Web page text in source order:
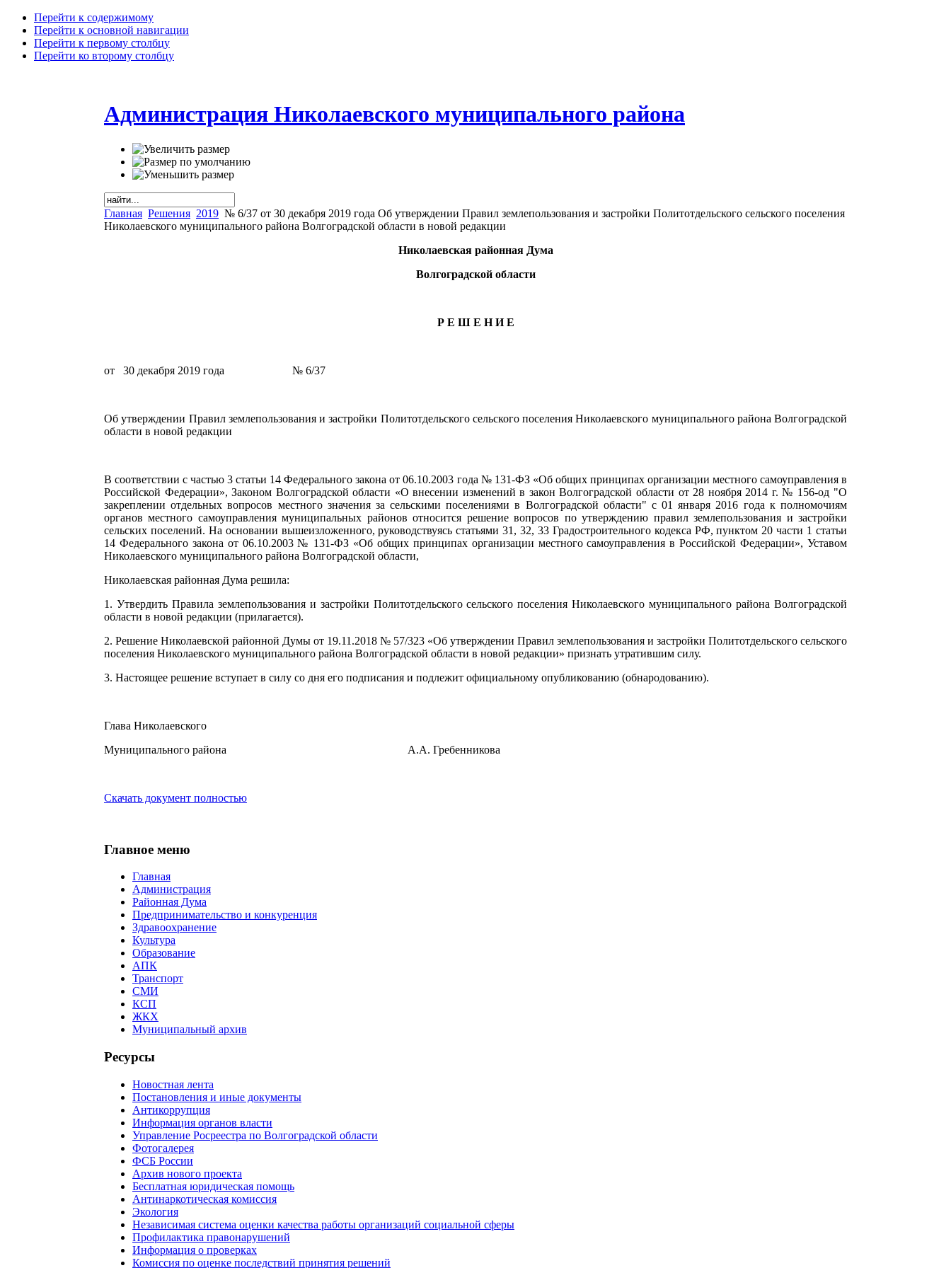
Перейти к содержимому
Перейти к основной навигации
Перейти к первому столбцу
Перейти ко второму столбцу
Администрация Николаевского муниципального района
Главная Решения 2019 № 6/37 от 30 декабря 2019 года Об утверждении Правил землепользования и застройки Политотдельского сельского поселения
Николаевского муниципального района Волгоградской области в новой редакции
Николаевская районная Дума
Волгоградской области
Р Е Ш Е Н И Е
от 30 декабря 2019 года № 6/37
Об утверждении Правил землепользования и застройки Политотдельского сельского поселения Николаевского муниципального района Волгоградской
области в новой редакции
В соответствии с частью 3 статьи 14 Федерального закона от 06.10.2003 года № 131-ФЗ «Об общих принципах организации местного самоуправления в
Российской Федерации», Законом Волгоградской области «О внесении изменений в закон Волгоградской области от 28 ноября 2014 г. № 156-од "О
закреплении отдельных вопросов местного значения за сельскими поселениями в Волгоградской области" с 01 января 2016 года к полномочиям
органов местного самоуправления муниципальных районов относится решение вопросов по утверждению правил землепользования и застройки
сельских поселений. На основании вышеизложенного, руководствуясь статьями 31, 32, 33 Градостроительного кодекса РФ, пунктом 20 части 1 статьи
14 Федерального закона от 06.10.2003 № 131-ФЗ «Об общих принципах организации местного самоуправления в Российской Федерации», Уставом
Николаевского муниципального района Волгоградской области,
Николаевская районная Дума решила:
1. Утвердить Правила землепользования и застройки Политотдельского сельского поселения Николаевского муниципального района Волгоградской
области в новой редакции (прилагается).
2. Решение Николаевской районной Думы от 19.11.2018 № 57/323 «Об утверждении Правил землепользования и застройки Политотдельского сельского
поселения Николаевского муниципального района Волгоградской области в новой редакции» признать утратившим силу.
3. Настоящее решение вступает в силу со дня его подписания и подлежит официальному опубликованию (обнародованию).
Глава Николаевского
Муниципального района А.А. Гребенникова
Скачать документ полностью
Главное меню
Главная
Администрация
Районная Дума
Предпринимательство и конкуренция
Здравоохранение
Культура
Образование
АПК
Транспорт
СМИ
КСП
ЖКХ
Муниципальный архив
Ресурсы
Новостная лента
Постановления и иные документы
Антикоррупция
Информация органов власти
Управление Росреестра по Волгоградской области
Фотогалерея
ФСБ России
Архив нового проекта
Бесплатная юридическая помощь
Антинаркотическая комиссия
Экология
Независимая система оценки качества работы организаций социальной сферы
Профилактика правонарушений
Информация о проверках
Комиссия по оценке последствий принятия решений